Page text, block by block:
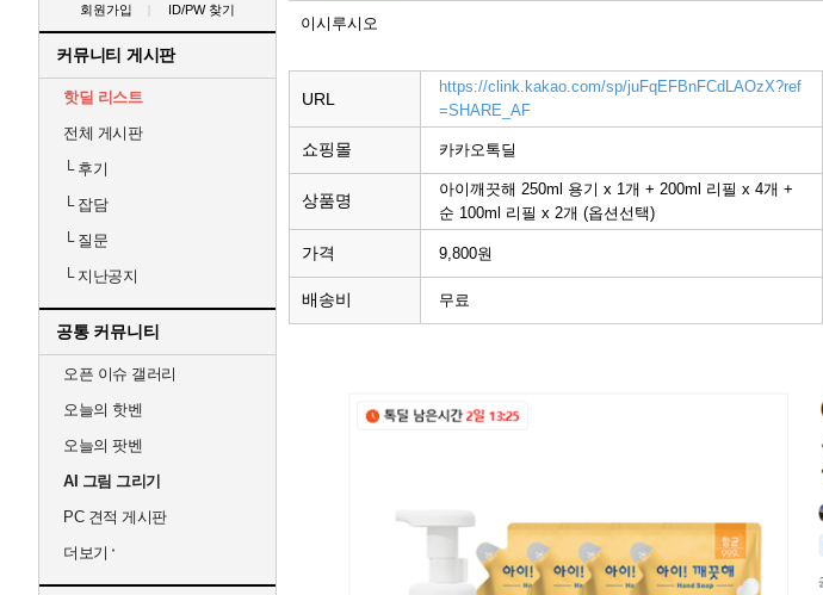
회원가입 ID/PW 찾기
커뮤니티 게시판
핫딜 리스트
전체 게시판
└후기
└잡담
└질문
└지난공지
공통 커뮤니티
오픈 이슈 갤러리
오늘의 핫벤
오늘의 팟벤
AI 그림 그리기
PC 견적 게시판
더보기
이시루시오
URL
https://clink.kakao.com/sp/juFqEFBnFCdLAOzX?ref
=SHARE_AF
쇼핑몰 카카오톡딜
상품명
아이깨끗해 250ml 용기 x 1개 + 200ml 리필 x 4개 +
순 100ml 리필 x 2개 (옵션선택)
가격 9,800원
배송비 무료